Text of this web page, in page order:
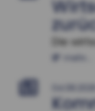
Die
mehr...